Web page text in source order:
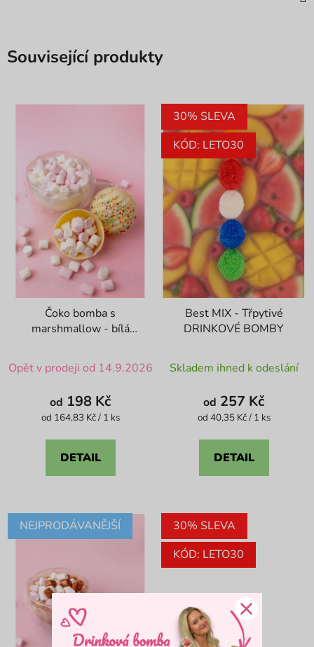
Související produkty
Čoko bomba s
marshmallow - bílá
hodnocení
produktu
je
z
Opět v prodeji od 14.9.2026
od 198 Kč
Měrná
od 164,83 Kč / 1 ks
DETAIL
30% SLEVA
KÓD: LETO30
Best MIX - Třpytivé
DRINKOVÉ BOMBY
hodnocení
produktu
je
z
Skladem ihned k odeslání
od 257 Kč
Měrná
od 40,35 Kč / 1 ks
DETAIL
NEJPRODÁVANĚJŠÍ
30% SLEVA
KÓD: LETO30